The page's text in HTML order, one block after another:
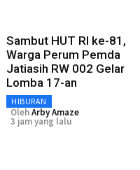
Sambut HUT RI ke-81,
Warga Perum Pemda
Jatiasih RW 002 Gelar
Lomba 17-an
HIBURAN
OlehArby Amaze
3 jam yang lalu